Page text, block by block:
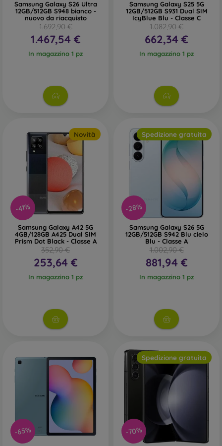
Samsung Galaxy S26 Ultra
12GB/512GB S948 bianco -
nuovo da riacquisto
1.692,90 €
1.467,54 €
In magazzino 1 pz
Samsung Galaxy S25 5G
12GB/512GB S931 Dual SIM
IcyBlue Blu - Classe C
1.082,90 €
662,34 €
In magazzino 1 pz
-41%
Novità
Samsung Galaxy A42 5G
4GB/128GB A425 Dual SIM
Prism Dot Black - Classe A
352,90 €
253,64 €
In magazzino 1 pz
-28%
Spedizione gratuita
Samsung Galaxy S26 5G
12GB/512GB S942 Blu cielo
Blu - Classe A
1.002,90 €
881,94 €
In magazzino 1 pz
-65% -70%
Spedizione gratuita